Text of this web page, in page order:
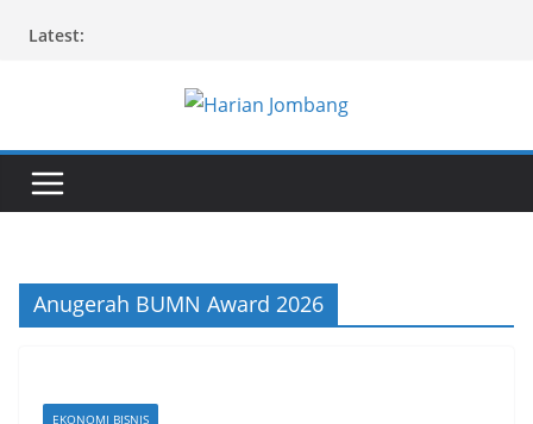
Latest:
Anugerah BUMN Award 2026
EKONOMI BISNIS